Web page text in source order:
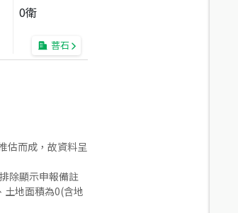
0衛
菩石
估而成，故資料呈
除顯示申報備註
土地面積為0(含地